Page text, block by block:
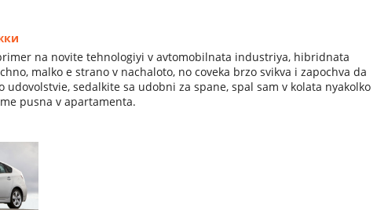
na novite tehnologiyi v avtomobilnata industriya, hibridnata
malko e strano v nachaloto, no coveka brzo svikva i zapochva da
udovolstvie, sedalkite sa udobni za spane, spal sam v kolata nyakolko
pusna v apartamenta.